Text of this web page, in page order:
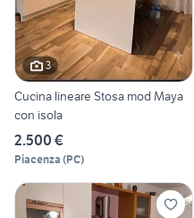
3
Cucina lineare Stosa mod Maya
con isola
2.500 €
Piacenza (PC)